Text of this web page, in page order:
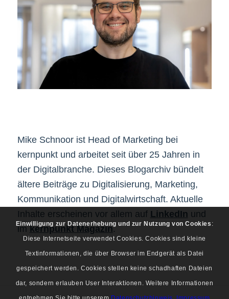
Mike Schnoor ist Head of Marketing bei
kernpunkt und arbeitet seit über 25 Jahren in
der Digitalbranche. Dieses Blogarchiv bündelt
ältere Beiträge zu Digitalisierung, Marketing,
Kommunikation und Digitalwirtschaft. Aktuelle
Inhalte erscheinen vor allem auf LinkedIn und
imkernpunkt Magazin.
Einwilligung zur Datenerhebung und zur Nutzung von Cookies :
Diese Internetseite verwendet Cookies. Cookies sind kleine
Textinformationen, die über Browser im Endgerät als Datei
gespeichert werden. Cookies stellen keine schadhaften Dateien
dar, sondern erlauben User Interaktionen. Weitere Informationen